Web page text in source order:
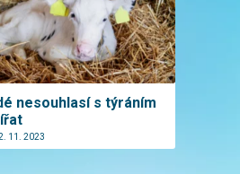
nesouhlasí s týráním
11. 2023